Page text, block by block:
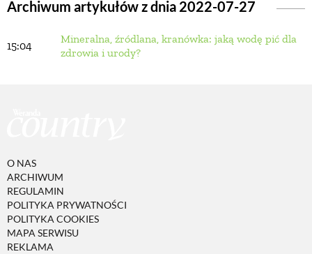
Archiwum artykułów z dnia 2022-07-27
15:04
Mineralna, źródlana, kranówka: jaką wodę pić dla
zdrowia i urody?
O NAS
ARCHIWUM
REGULAMIN
POLITYKA PRYWATNOŚCI
POLITYKA COOKIES
MAPA SERWISU
REKLAMA
BUDUJEMY DOM